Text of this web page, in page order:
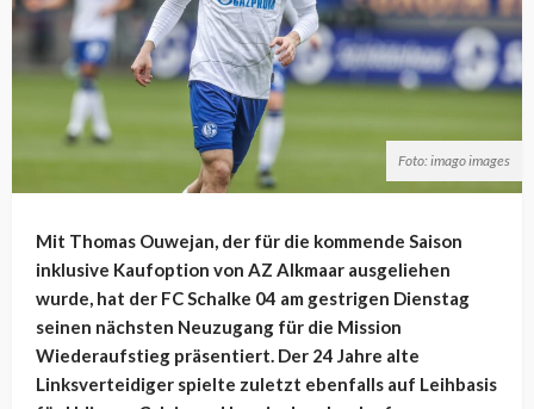
Foto: imago images
Mit Thomas Ouwejan, der für die kommende Saison
inklusive Kaufoption von AZ Alkmaar ausgeliehen
wurde, hat der FC Schalke 04 am gestrigen Dienstag
seinen nächsten Neuzugang für die Mission
Wiederaufstieg präsentiert. Der 24 Jahre alte
Linksverteidiger spielte zuletzt ebenfalls auf Leihbasis